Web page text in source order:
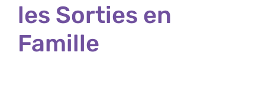
les Sorties en
Famille